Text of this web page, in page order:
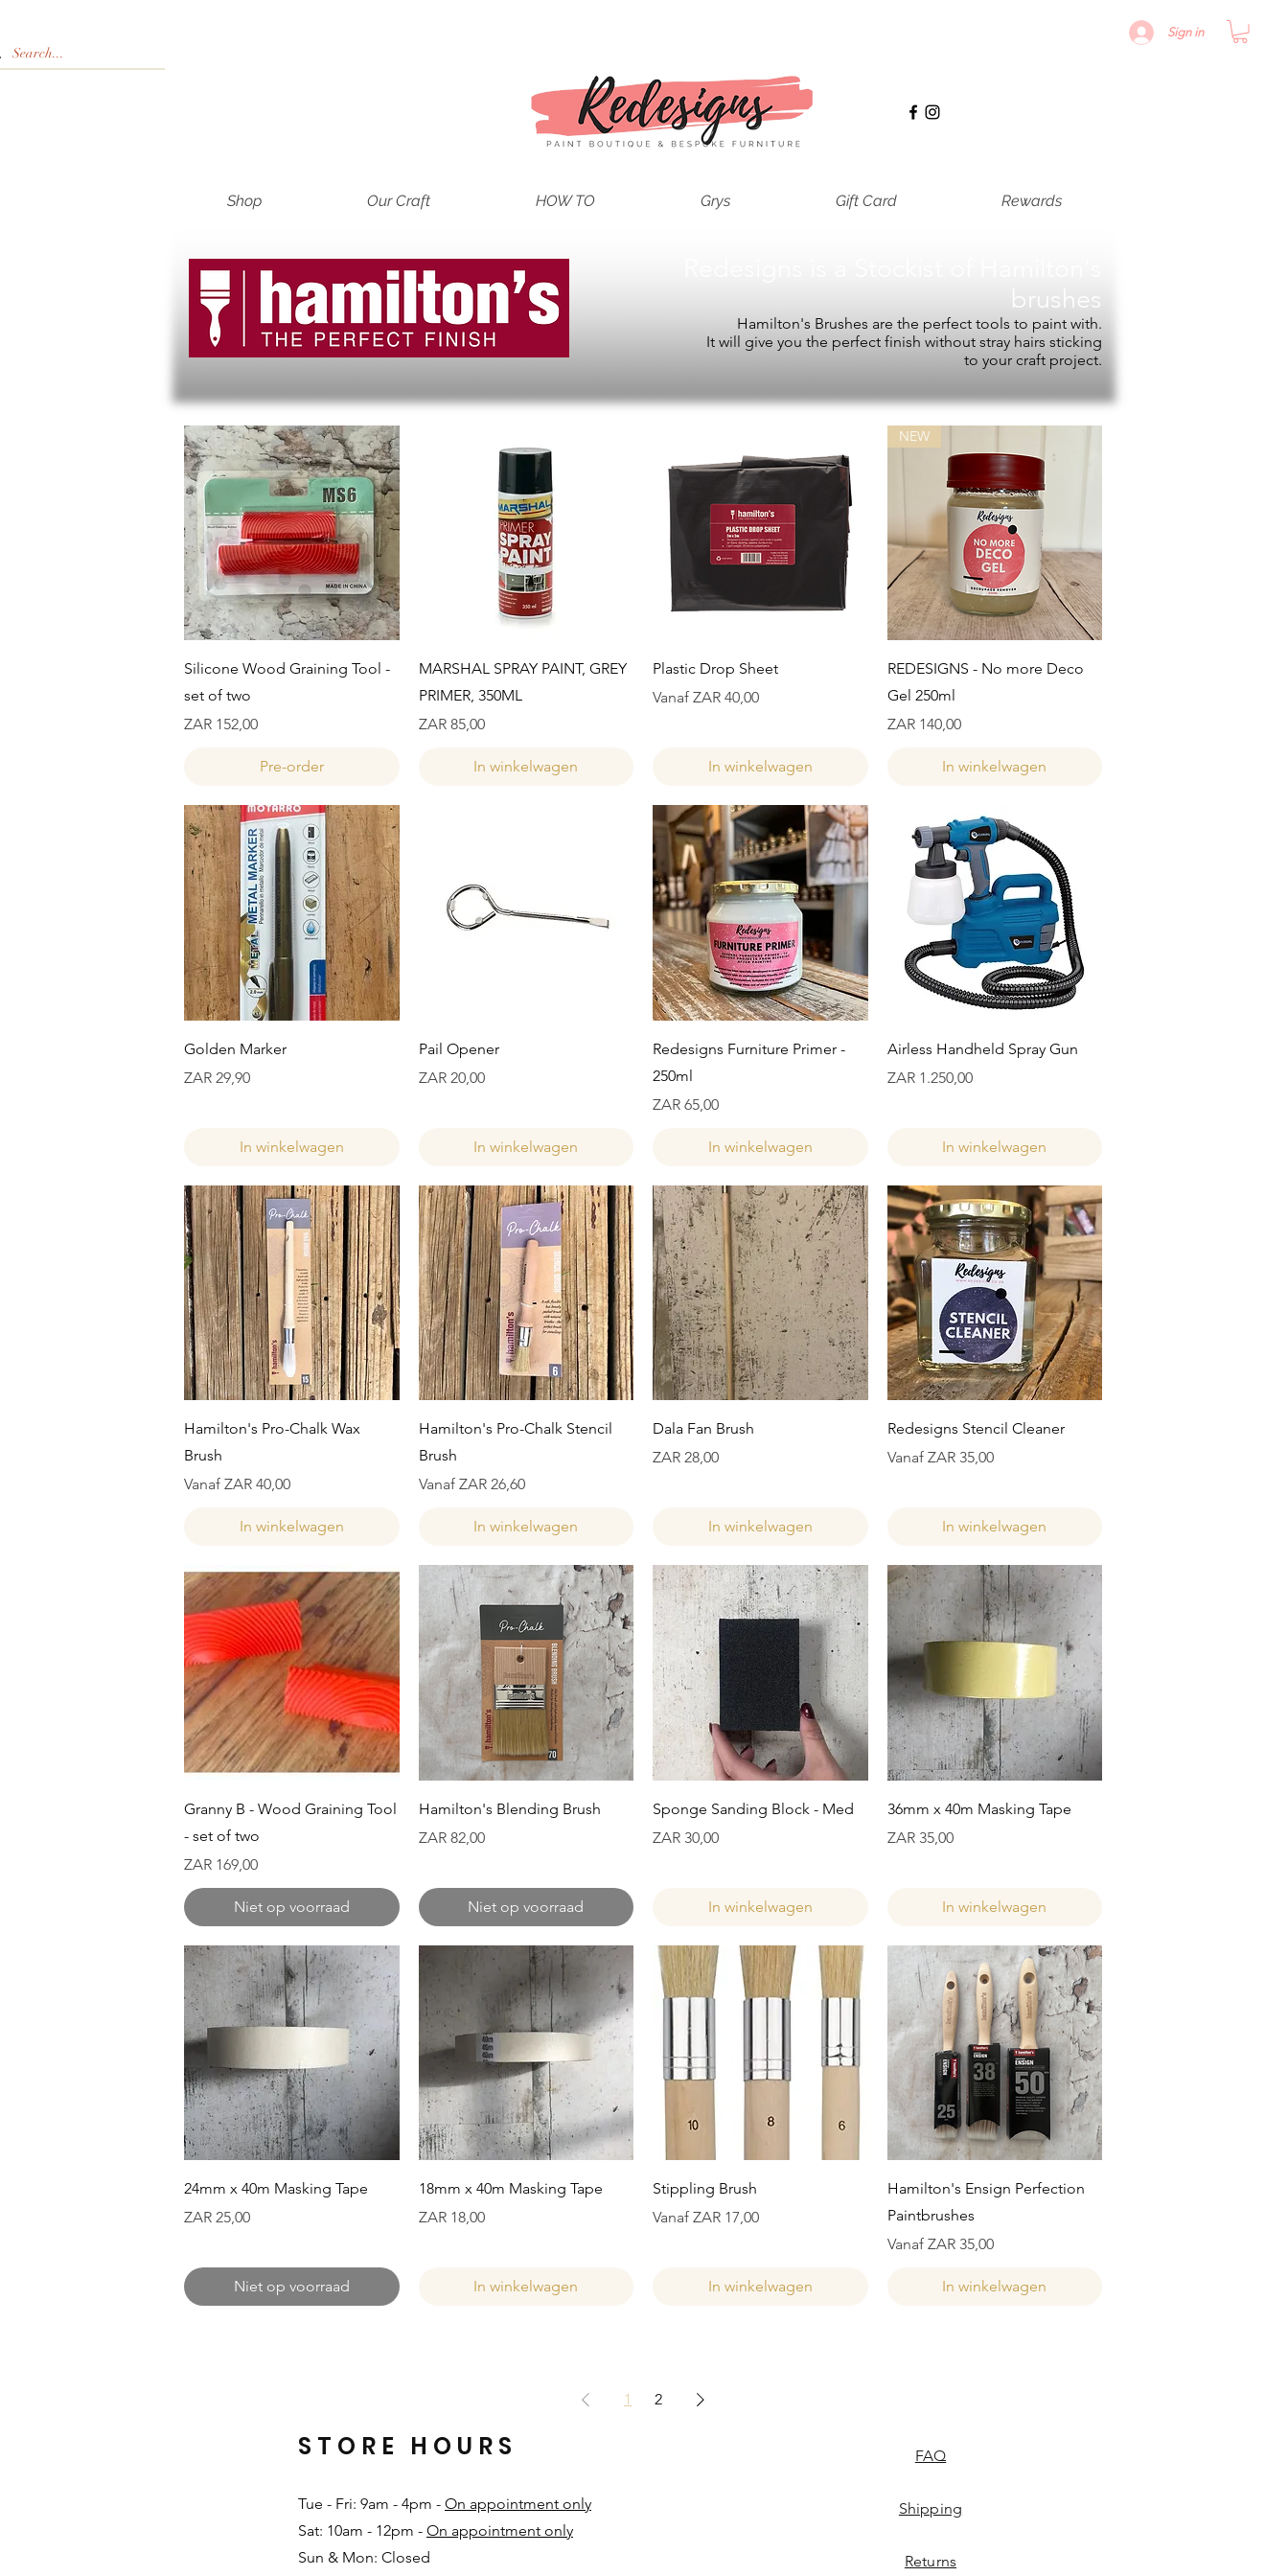
Sign in
Shop Our Craft HOW TO Grys Gift Card Rewards
brushes
Hamilton's Brushes are the perfect tools to paint with.
It will give you the perfect finish without stray hairs sticking
to your craft project.
Snel overzicht
Silicone Wood Graining Tool -
set of two
Prijs
ZAR 152,00
Pre-order
Snel overzicht
MARSHAL SPRAY PAINT, GREY
PRIMER, 350ML
Prijs
ZAR 85,00
In winkelwagen
Snel overzicht
Plastic Drop Sheet
Vanaf ZAR 40,00
Verkoopprijs
In winkelwagen
Snel overzicht
NEW
REDESIGNS - No more Deco
Gel 250ml
Prijs
ZAR 140,00
In winkelwagen
Snel overzicht
Golden Marker
Prijs
ZAR 29,90
In winkelwagen
Snel overzicht
Pail Opener
Prijs
ZAR 20,00
In winkelwagen
Snel overzicht
Redesigns Furniture Primer -
250ml
Prijs
ZAR 65,00
In winkelwagen
Snel overzicht
Airless Handheld Spray Gun
Prijs
ZAR 1.250,00
In winkelwagen
Snel overzicht
Hamilton's Pro-Chalk Wax
Brush
Vanaf ZAR 40,00
Verkoopprijs
In winkelwagen
Snel overzicht
Hamilton's Pro-Chalk Stencil
Brush
Vanaf ZAR 26,60
Verkoopprijs
In winkelwagen
Snel overzicht
Dala Fan Brush
Prijs
ZAR 28,00
In winkelwagen
Snel overzicht
Redesigns Stencil Cleaner
Vanaf ZAR 35,00
Verkoopprijs
In winkelwagen
Snel overzicht
Granny B - Wood Graining Tool
- set of two
Prijs
ZAR 169,00
Niet op voorraad
Snel overzicht
Hamilton's Blending Brush
Prijs
ZAR 82,00
Niet op voorraad
Snel overzicht
Sponge Sanding Block - Med
Prijs
ZAR 30,00
In winkelwagen
Snel overzicht
36mm x 40m Masking Tape
Prijs
ZAR 35,00
In winkelwagen
Snel overzicht
24mm x 40m Masking Tape
Prijs
ZAR 25,00
Niet op voorraad
Snel overzicht
18mm x 40m Masking Tape
Prijs
ZAR 18,00
In winkelwagen
Snel overzicht
Stippling Brush
Vanaf ZAR 17,00
Verkoopprijs
In winkelwagen
Snel overzicht
Hamilton's Ensign Perfection
Paintbrushes
Vanaf ZAR 35,00
Verkoopprijs
In winkelwagen
1 2
Tue - Fri: 9am - 4pm - On appointment only
Sat: 10am - 12pm - On appointment only
Sun & Mon: Closed​
STORE HOURS FAQ
Shipping
Returns